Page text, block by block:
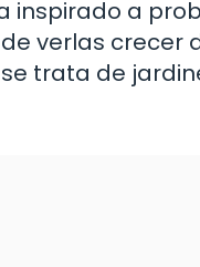
inspirado a
verlas crecer
trata de